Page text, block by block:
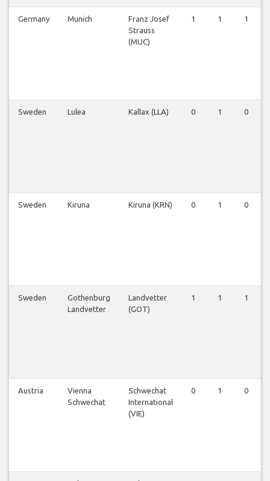
Germany Munich
Franz Josef
Strauss
(MUC)
1 1 1
Sweden Lulea Kallax (LLA) 0 1 0
Sweden Kiruna Kiruna (KRN) 0 1 0
Sweden
Gothenburg
Landvetter
Landvetter
(GOT)
1 1 1
Austria
Vienna
Schwechat
Schwechat
International
(VIE)
0 1 0